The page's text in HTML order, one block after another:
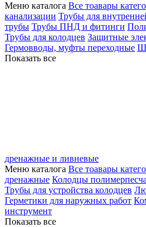
Меню каталога Все тоавары
канализации Трубы для
трубы Трубы ПНД и фитинги
Трубы для колодцев Защитные
Гермовводы, муфты переходные
Показать все
дренажные и ливневые
Меню каталога Все тоавары
дренажные Колодцы
Трубы для устройства колодцев
Герметики для наружных работ
инструмент
Показать все